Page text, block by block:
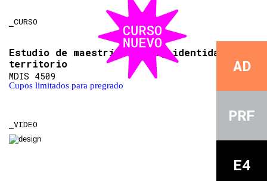
CURSO
AD
PRF
E4
Estudio de maestría. Juego, identidad y
territorio
MDIS 4509
Cupos limitados para pregrado
VIDEO